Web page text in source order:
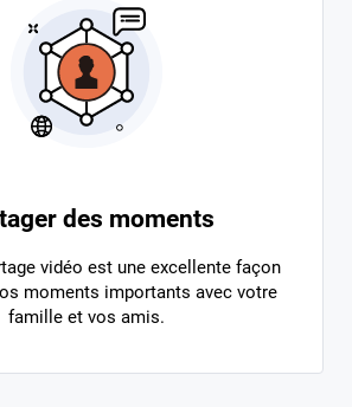
des moments
vidéo est une excellente façon
moments importants avec votre
famille et vos amis.